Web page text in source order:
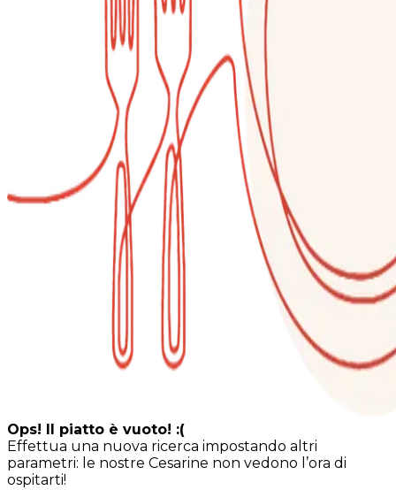
Ops! Il piatto è vuoto! :(
Effettua una nuova ricerca impostando altri
parametri: le nostre Cesarine non vedono l’ora di
ospitarti!